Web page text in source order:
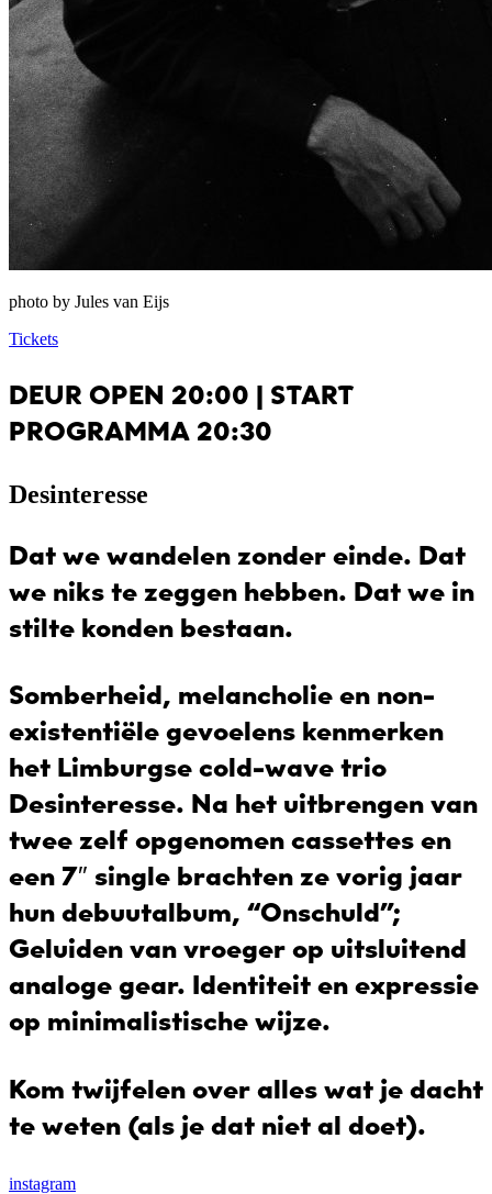
photo by Jules van Eijs
Tickets
DEUR OPEN 20:00 | START
PROGRAMMA 20:30
Desinteresse
Dat we wandelen zonder einde. Dat
we niks te zeggen hebben. Dat we in
stilte konden bestaan.
Somberheid, melancholie en non-
existentiële gevoelens kenmerken
het Limburgse cold-wave trio
Desinteresse. Na het uitbrengen van
twee zelf opgenomen cassettes en
een 7″ single brachten ze vorig jaar
hun debuutalbum, “Onschuld’’;
Geluiden van vroeger op uitsluitend
analoge gear. Identiteit en expressie
op minimalistische wijze.
Kom twijfelen over alles wat je dacht
te weten (als je dat niet al doet).
instagram